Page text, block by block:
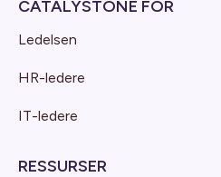
CATALYSTONE FOR
Ledelsen
HR-ledere
IT-ledere
RESSURSER